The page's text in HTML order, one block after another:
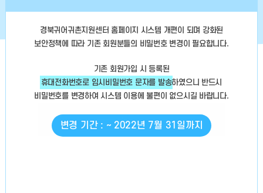
경북귀어귀촌지원센터 홈페이지 시스템 개편이 되며 강화된
보안정책에 따라 기존 회원분들의 비밀번호 변경이 필요합니다.
기존 회원가입 시 등록된
휴대전화번호로 임시비밀번호 문자를 발송하였으니 반드시
비밀번호를 변경하여 시스템 이용에 불편이 없으시길 바랍니다.
변경 기간 : ~ 2022년 7월 31일까지
아이디 저장
로그인